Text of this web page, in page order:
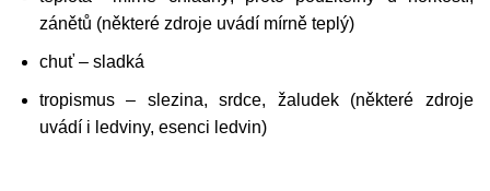
zánětů (některé zdroje uvádí mírně teplý)
chuť – sladká
tropismus – slezina, srdce, žaludek (některé zdroje
uvádí i ledviny, esenci ledvin)